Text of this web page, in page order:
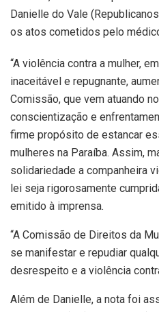
Danielle do Vale
os atos cometidos pelo
“A violência contra a mulher,
inaceitável e repugnante,
Comissão, que vem atuando
conscientização e
firme propósito de estancar
mulheres na Paraíba. Assim,
solidariedade a companheira
lei seja rigorosamente
emitido à imprensa.
“A Comissão de Direitos da
se manifestar e repudiar
desrespeito e a violência
Além de Danielle, a nota foi